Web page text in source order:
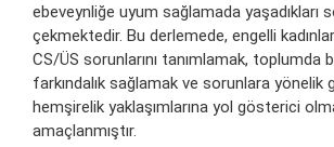
ebeveynliğe uyum sağlamada yaşadıkları
çekmektedir. Bu derlemede, engelli
CS/ÜS sorunlarını tanımlamak, toplumda
farkındalık sağlamak ve sorunlara yönelik
hemşirelik yaklaşımlarına yol gösterici
amaçlanmıştır.